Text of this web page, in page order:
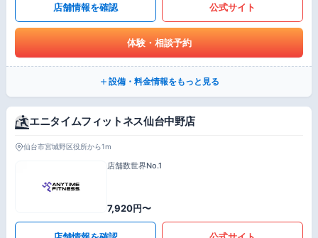
店舗情報を確認 公式サイト
体験・相談予約
設備・料金情報をもっと見る
エニタイムフィットネス仙台中野店
仙台市宮城野区役所から1m
店舗数世界No.1
7,920円〜